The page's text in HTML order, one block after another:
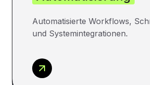
Automatisierte Workflows,
und Systemintegrationen.